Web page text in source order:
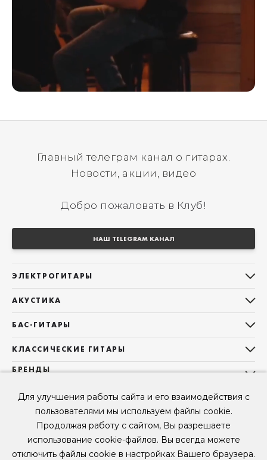
Для улучшения работы сайта и его взаимодействия с
пользователями мы используем файлы cookie.
Продолжая работу с сайтом, Вы разрешаете
использование cookie-файлов. Вы всегда можете
отключить файлы cookie в настройках Вашего браузера.
Главный телеграм канал о гитарах.
Новости, акции, видео
Добро пожаловать в Клуб!
НАШ TELEGRAM КАНАЛ
ЭЛЕКТРОГИТАРЫ
Telecaster
Les Paul
Superstrat
АКУСТИКА
Фолки (ОМ, 000, 00)
Гранд Аудиториум
Б/У, уцененные гитары
БАС-ГИТАРЫ
Precision Bass
Б/У, уцененные гитары
КЛАССИЧЕСКИЕ ГИТАРЫ
Все классические гитары
Б/У, уцененные гитары
БРЕНДЫ
Sigma Guitars
Enya Guitars
Fender
Gibson
Контакты
Мы в Telegram
Мы в ВК
Мы в YouTube